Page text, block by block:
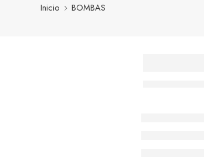
Inicio BOMBAS